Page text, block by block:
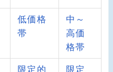
低価格
帯
中～
高価
格帯
限定的 限定